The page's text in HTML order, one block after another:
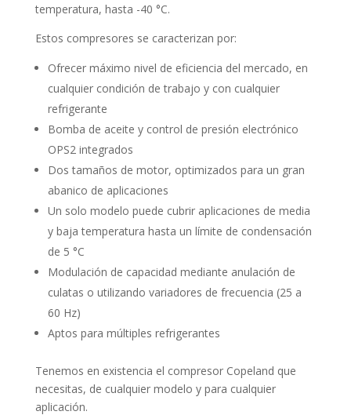
temperatura, hasta -40 °C.
Estos compresores se caracterizan por:
Ofrecer máximo nivel de eficiencia del mercado, en
cualquier condición de trabajo y con cualquier
refrigerante
Bomba de aceite y control de presión electrónico
OPS2 integrados
Dos tamaños de motor, optimizados para un gran
abanico de aplicaciones
Un solo modelo puede cubrir aplicaciones de media
y baja temperatura hasta un límite de condensación
de 5 °C
Modulación de capacidad mediante anulación de
culatas o utilizando variadores de frecuencia (25 a
60 Hz)
Aptos para múltiples refrigerantes
Tenemos en existencia el compresor Copeland que
necesitas, de cualquier modelo y para cualquier
aplicación.